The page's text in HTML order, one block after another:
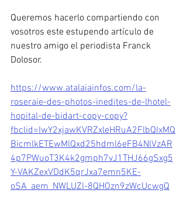
Queremos hacerlo compartiendo con
vosotros este estupendo artículo de
nuestro amigo el periodista Franck
Dolosor.
https://www.atalaiainfos.com/la-
roseraie-des-photos-inedites-de-lhotel-
hopital-de-bidart-copy-copy?
fbclid=IwY2xjawKVRZxleHRuA2FlbQIxMQ
BicmlkETEwMlQxd25hdml6eFB4NlVzAR
4p7PWuoT3K4k2gmph7vJ1THJ66gSxg5
Y-VAKZexVDdK5qrJxa7emn5KE-
oSA_aem_NWLUZl-8QHOzn9zWcUcwgQ